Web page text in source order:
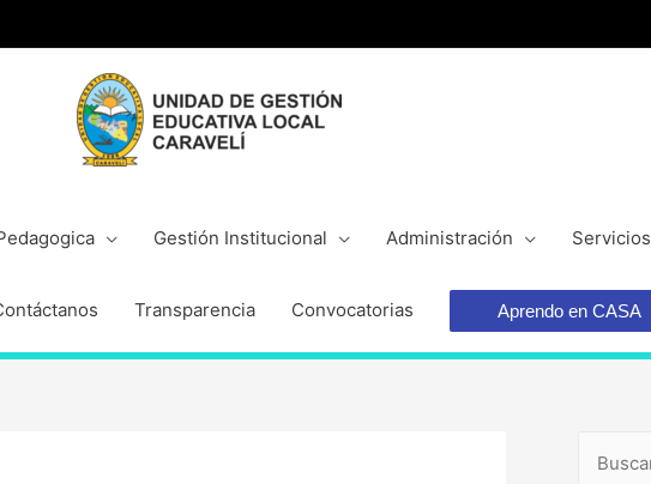
Gestión Institucional Administración Servicios
Transparencia Convocatorias Aprendo en CASA